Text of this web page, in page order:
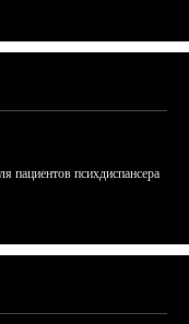
пациентов психдиспансера